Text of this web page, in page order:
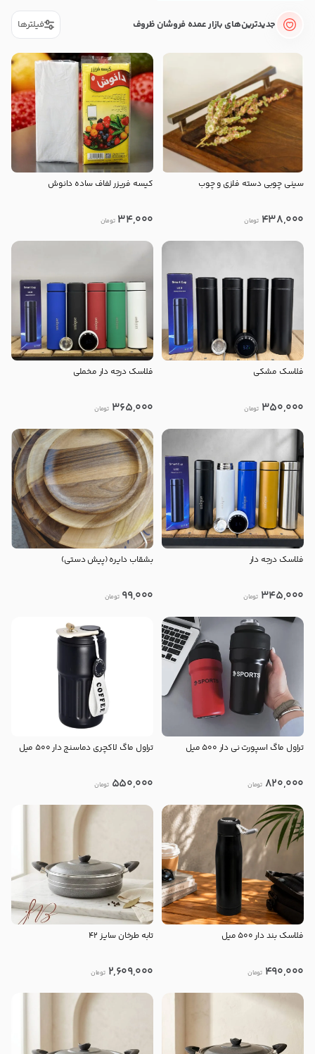
جدیدترین‌های بازار عمده فروشان ظروف فیلترها
سینی چوبی دسته فلزی و چوب
438,000 تومان
کیسه فریزر لفاف ساده دانوش
34,000 تومان
فلاسک مشکی
350,000 تومان
فلاسک درجه دار مخملی
365,000 تومان
فلاسک درجه دار
345,000 تومان
بشقاب دایره (پیش دستی)
99,000 تومان
تراول ماگ اسپورت نی دار 500 میل
820,000 تومان
تراول ماگ لاکچری دماسنج دار 500 میل
550,000 تومان
فلاسک بند دار 500 میل
490,000 تومان
تابه طرخان سایز 42
2,609,000 تومان